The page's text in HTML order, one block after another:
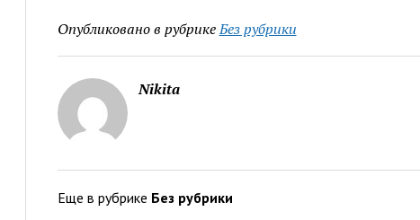
Опубликовано в рубрикеБез рубрики
Nikita
Еще в рубрике Без рубрики